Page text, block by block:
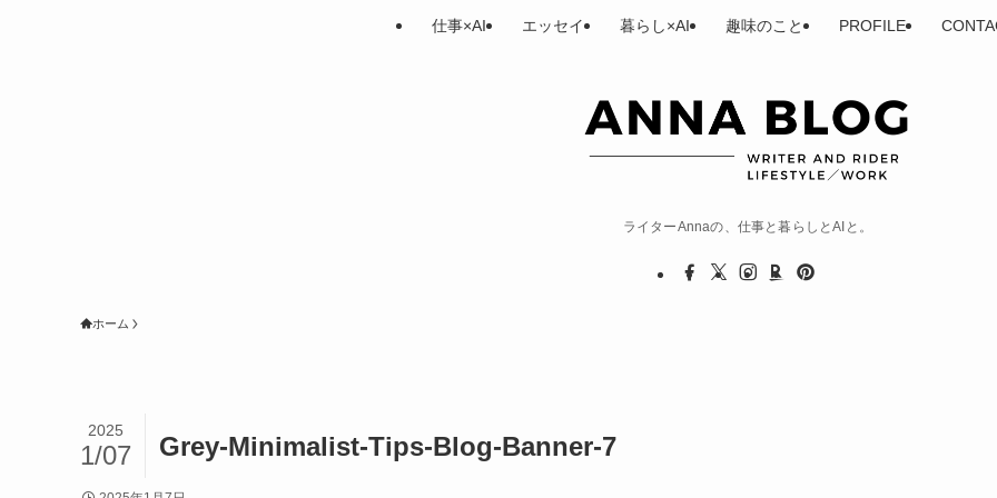
ライターAnnaの、仕事と暮らしとAIと。
仕事×AI エッセイ 暮らし×AI 趣味のこと PROFILE
ホーム
Grey-Minimalist-Tips-Blog-Banner-7
2025
1/07